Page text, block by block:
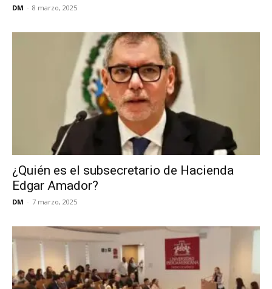
DM - 8 marzo, 2025
¿Quién es el subsecretario de Hacienda
Edgar Amador?
DM - 7 marzo, 2025